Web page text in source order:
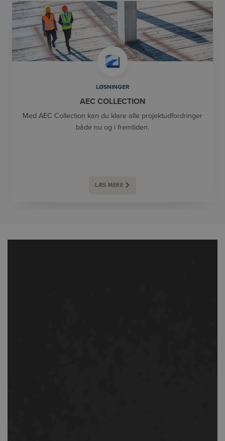
LØSNINGER
AEC COLLECTION
Med AEC Collection kan du klare alle projektudfordringer
både nu og i fremtiden.
LÆS MERE